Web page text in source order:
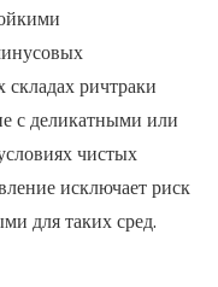
ричтраки
с деликатными или
чистых
исключает риск
для таких сред.